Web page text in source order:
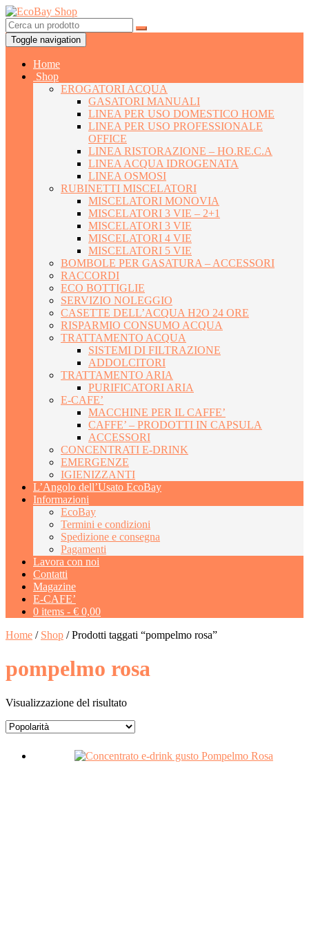
Toggle navigation
Home
Shop
EROGATORI ACQUA
GASATORI MANUALI
LINEA PER USO DOMESTICO HOME
LINEA PER USO PROFESSIONALE
OFFICE
LINEA RISTORAZIONE – HO.RE.C.A
LINEA ACQUA IDROGENATA
LINEA OSMOSI
RUBINETTI MISCELATORI
MISCELATORI MONOVIA
MISCELATORI 3 VIE – 2+1
MISCELATORI 3 VIE
MISCELATORI 4 VIE
MISCELATORI 5 VIE
BOMBOLE PER GASATURA – ACCESSORI
RACCORDI
ECO BOTTIGLIE
SERVIZIO NOLEGGIO
CASETTE DELL’ACQUA H2O 24 ORE
RISPARMIO CONSUMO ACQUA
TRATTAMENTO ACQUA
SISTEMI DI FILTRAZIONE
ADDOLCITORI
TRATTAMENTO ARIA
PURIFICATORI ARIA
E-CAFE’
MACCHINE PER IL CAFFE’
CAFFE’ – PRODOTTI IN CAPSULA
ACCESSORI
CONCENTRATI E-DRINK
EMERGENZE
IGIENIZZANTI
L’Angolo dell’Usato EcoBay
Informazioni
EcoBay
Termini e condizioni
Spedizione e consegna
Pagamenti
Lavora con noi
Contatti
Magazine
E-CAFE’
0 items - € 0,00
Home / Shop / Prodotti taggati “pompelmo rosa”
pompelmo rosa
Visualizzazione del risultato